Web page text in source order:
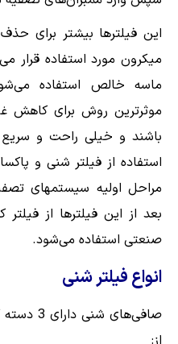
میکرون مورد استفاده قرار
ماسه خالص استفاده
موثرترین روش برای
باشند و خیلی راحت و
استفاده از فیلتر شنی و
مراحل اولیه سیستمهای
بعد از این فیلترها از
صنعتی استفاده می‌شود.
انواع فیلتر شنی
صافی‌های